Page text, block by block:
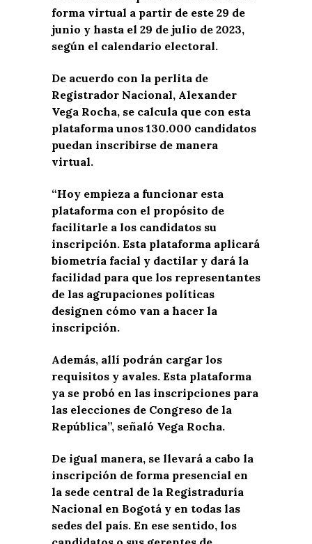
forma virtual a partir de este 29 de
junio y hasta el 29 de julio de 2023,
según el calendario electoral.
De acuerdo con la perlita de
Registrador Nacional, Alexander
Vega Rocha, se calcula que con esta
plataforma unos 130.000 candidatos
puedan inscribirse de manera
virtual.
“Hoy empieza a funcionar esta
plataforma con el propósito de
facilitarle a los candidatos su
inscripción. Esta plataforma aplicará
biometría facial y dactilar y dará la
facilidad para que los representantes
de las agrupaciones políticas
designen cómo van a hacer la
inscripción.
Además, allí podrán cargar los
requisitos y avales. Esta plataforma
ya se probó en las inscripciones para
las elecciones de Congreso de la
República”, señaló Vega Rocha.
De igual manera, se llevará a cabo la
inscripción de forma presencial en
la sede central de la Registraduría
Nacional en Bogotá y en todas las
sedes del país. En ese sentido, los